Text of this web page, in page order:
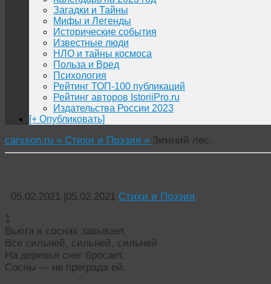
Загадки и Тайны
Мифы и Легенды
Исторические события
Известные люди
НЛО и тайны космоса
Польза и Вред
Психология
Рейтинг ТОП-100 публикаций
Рейтинг авторов IstoriiPro.ru
Издательства России 2023
[+ Опубликовать]
carsson.ru » Стихи и Поэзия » Зимний лес.
05.02.2021 |05.02.2021 Стихи и Поэзия
1
Вьюга в соснах завывает,
Все сильней, сильней, сильней
На деревья снег бросает.
Сосны — не преграда ей.